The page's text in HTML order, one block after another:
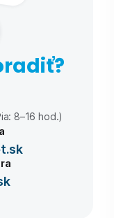
8–16 hod.)